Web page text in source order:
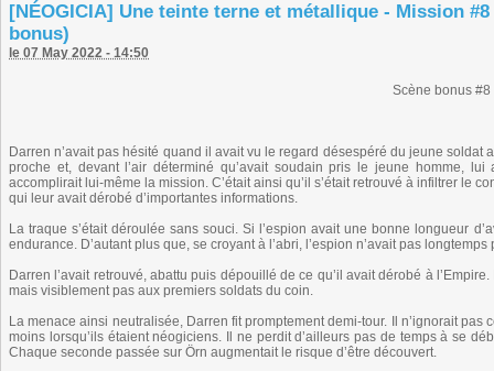
[NÉOGICIA] Une teinte terne et métallique - Mission #8
bonus)
le 07 May 2022 - 14:50
Scène bonus #8
Darren n’avait pas hésité quand il avait vu le regard désespéré du jeune soldat
proche et, devant l’air déterminé qu’avait soudain pris le jeune homme,
accomplirait lui-même la mission. C’était ainsi qu’il s’était retrouvé à infiltrer le
qui leur avait dérobé d’importantes informations.
La traque s’était déroulée sans souci. Si l’espion avait une bonne longueur
endurance. D’autant plus que, se croyant à l’abri, l’espion n’avait pas
Darren l’avait retrouvé, abattu puis dépouillé de ce qu’il avait dérobé à
mais visiblement pas aux premiers soldats du coin.
La menace ainsi neutralisée, Darren fit promptement demi-tour. Il n’ignorait
moins lorsqu’ils étaient néogiciens. Il ne perdit d’ailleurs pas de temps à se
Chaque seconde passée sur Örn augmentait le risque d’être découvert.